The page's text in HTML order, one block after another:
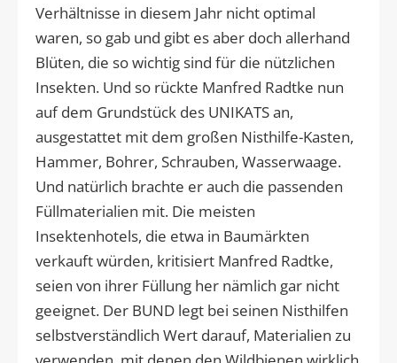
Verhältnisse in diesem Jahr nicht optimal
waren, so gab und gibt es aber doch allerhand
Blüten, die so wichtig sind für die nützlichen
Insekten. Und so rückte Manfred Radtke nun
auf dem Grundstück des UNIKATS an,
ausgestattet mit dem großen Nisthilfe-Kasten,
Hammer, Bohrer, Schrauben, Wasserwaage.
Und natürlich brachte er auch die passenden
Füllmaterialien mit. Die meisten
Insektenhotels, die etwa in Baumärkten
verkauft würden, kritisiert Manfred Radtke,
seien von ihrer Füllung her nämlich gar nicht
geeignet. Der BUND legt bei seinen Nisthilfen
selbstverständlich Wert darauf, Materialien zu